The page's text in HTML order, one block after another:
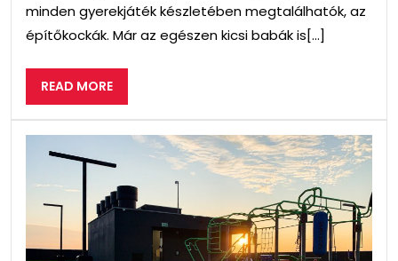
minden gyerekjáték készletében megtalálhatók, az
építőkockák. Már az egészen kicsi babák is[...]
READ MOREREAD
MORE
A